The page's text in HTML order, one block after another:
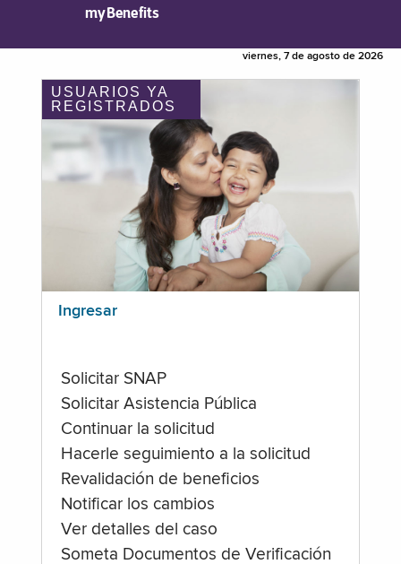
myBenefits
viernes, 7 de agosto de 2026
USUARIOS YA
REGISTRADOS
Ingresar
Solicitar SNAP
Solicitar Asistencia Pública
Continuar la solicitud
Hacerle seguimiento a la solicitud
Revalidación de beneficios
Notificar los cambios
Ver detalles del caso
Someta Documentos de Verificación